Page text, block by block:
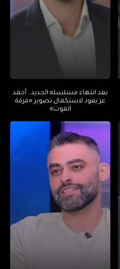
بعد انتهاء مسلسله الجديد.. أحمد
عز يعود لاستكمال تصوير «فرقة
الموت»